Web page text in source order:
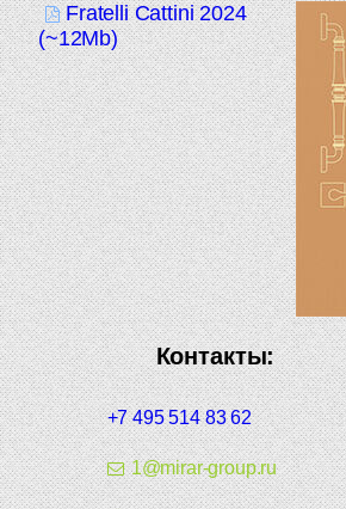
Fratelli Cattini 2024
(~12Mb)
Контакты:
+7 495 514 83 62
1@mirar-group.ru